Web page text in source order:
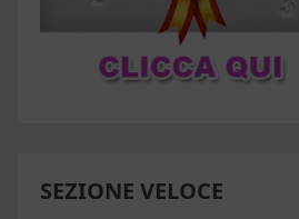
SEZIONE VELOCE